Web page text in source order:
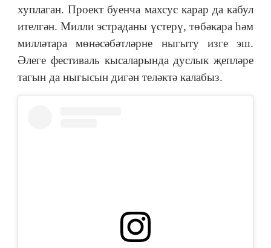
хуплаган. Проект буенча махсус карар да кабул
ителгән. Милли эстраданы үстерү, төбәкара һәм
милләтара мөнәсәбәтләрне ныгыту изге эш.
Әлеге фестиваль кысаларында дуслык җепләре
тагын да ныгысын дигән теләктә калабыз.